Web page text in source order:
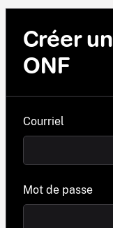
Créer
ONF
Courriel
Mot de passe